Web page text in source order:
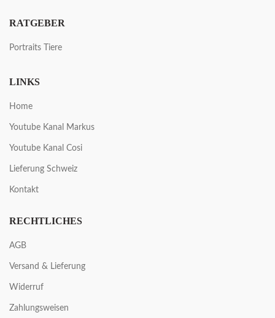
RATGEBER
Portraits Tiere
LINKS
Home
Youtube Kanal Markus
Youtube Kanal Cosi
Lieferung Schweiz
Kontakt
RECHTLICHES
AGB
Versand & Lieferung
Widerruf
Zahlungsweisen